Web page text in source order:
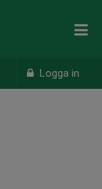
Logga in